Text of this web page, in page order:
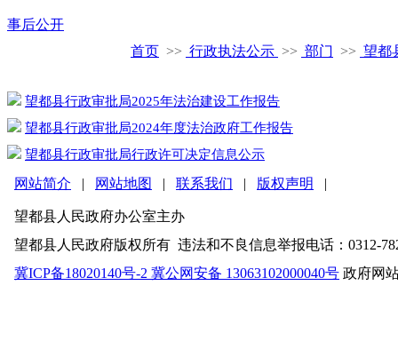
事后公开
首页 >> 行政执法公示 >> 部门 >> 望都
望都县行政审批局2025年法治建设工作报告
望都县行政审批局2024年度法治政府工作报告
望都县行政审批局行政许可决定信息公示